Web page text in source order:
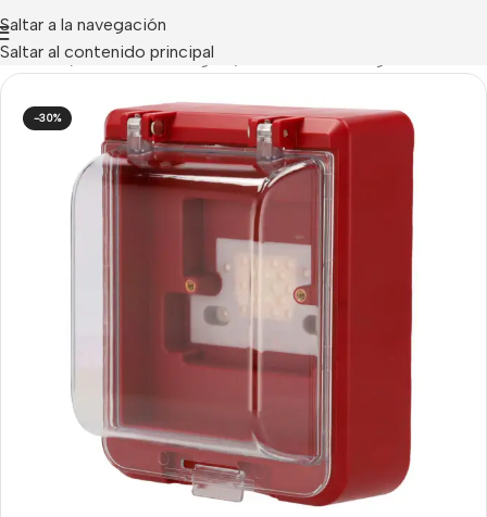
Saltar a la navegación
Saltar al contenido principal
/Jade Bird Analógico
-30%